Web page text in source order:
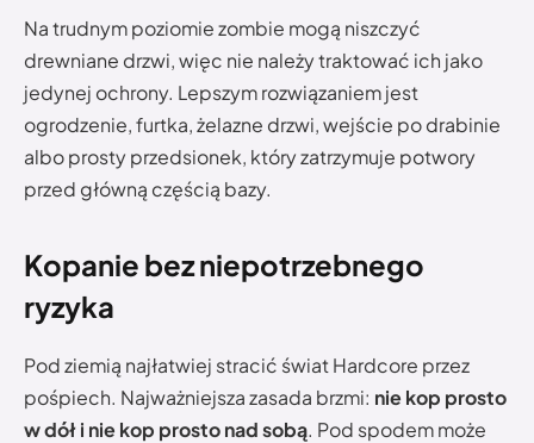
Na trudnym poziomie zombie mogą niszczyć
drewniane drzwi, więc nie należy traktować ich jako
jedynej ochrony. Lepszym rozwiązaniem jest
ogrodzenie, furtka, żelazne drzwi, wejście po drabinie
albo prosty przedsionek, który zatrzymuje potwory
przed główną częścią bazy.
Kopanie bez niepotrzebnego
ryzyka
Pod ziemią najłatwiej stracić świat Hardcore przez
pośpiech. Najważniejsza zasada brzmi: nie kop prosto
w dół i nie kop prosto nad sobą. Pod spodem może